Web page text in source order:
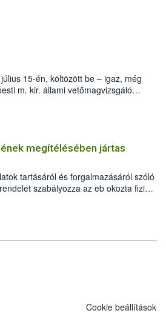
15-én, költözött be – igaz, még
m. kir. állami vetőmagvizsgáló
15. szám alatti, Czigler Győző által
megítélésében jártas
tartásáról és forgalmazásáról szóló
szabályozza az eb okozta fizikai
keletkezésekor felmerülő
a veszélyes eb tartását és annak
Cookie beállítások